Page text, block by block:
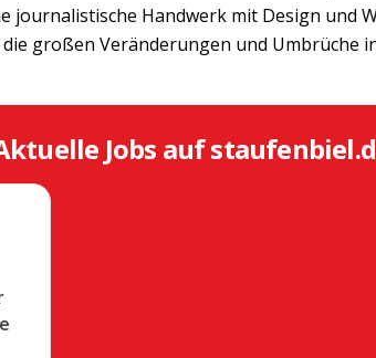
journalistische Handwerk mit Design und
großen Veränderungen und Umbrüche
Jobs auf